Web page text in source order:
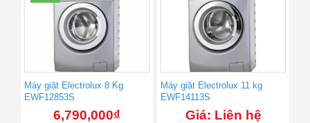
Máy giặt Electrolux 8 Kg
EWF12853S
6,790,000₫
Máy giặt Electrolux 11 kg
EWF14113S
Giá: Liên hệ